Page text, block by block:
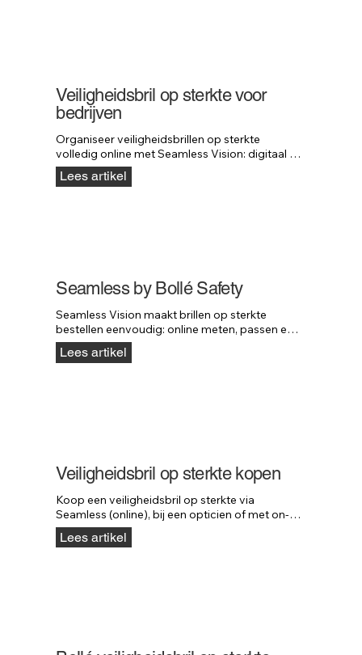
Veiligheidsbril op sterkte voor
bedrijven
Organiseer veiligheidsbrillen op sterkte
volledig online met Seamless Vision: digitaal
meten, virtueel passen en snelle levering.
Lees artikel
Seamless by Bollé Safety
Seamless Vision maakt brillen op sterkte
bestellen eenvoudig: online meten, passen en
bestellen — zonder bezoek aan de opticien.
Lees artikel
Veiligheidsbril op sterkte kopen
Koop een veiligheidsbril op sterkte via
Seamless (online), bij een opticien of met on-
site service. Altijd snel en professioneel
geregeld.
Lees artikel